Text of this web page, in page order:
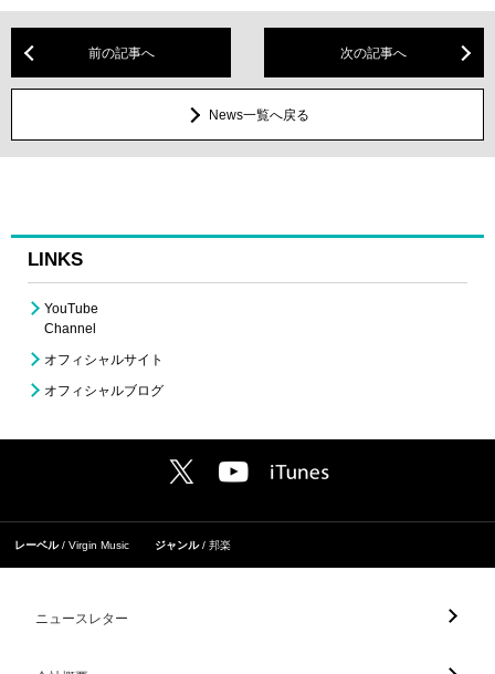
前の記事へ 次の記事へ
News一覧へ戻る
LINKS
YouTube
Channel
オフィシャルサイト
オフィシャルブログ
レーベル Virgin Music ジャンル 邦楽
ニュースレター